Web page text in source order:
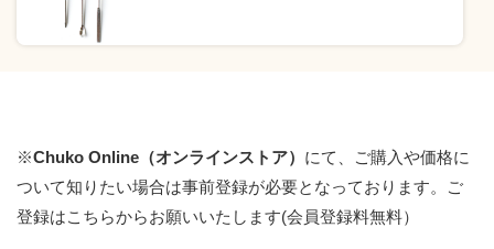
※Chuko Online（オンラインストア） にて、ご購入や価格に
ついて知りたい場合は事前登録が必要となっております。
ご
登録はこちらからお願いいたします(会員登録料無料）